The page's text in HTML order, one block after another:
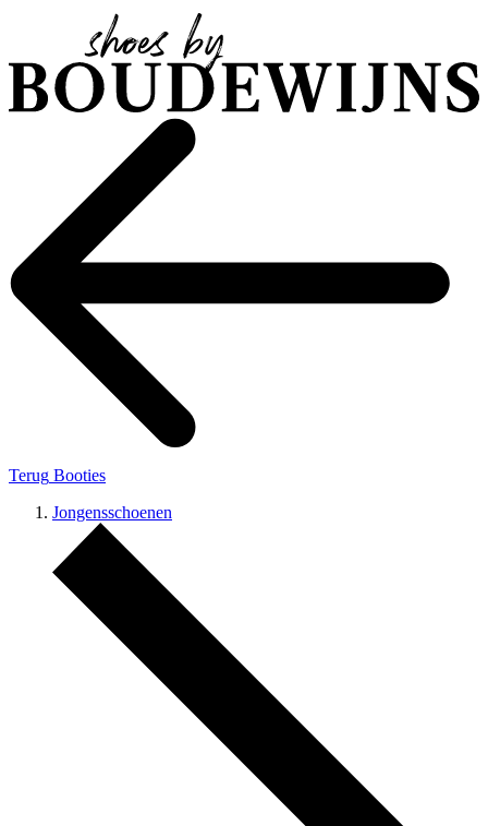
Terug Booties
Jongensschoenen